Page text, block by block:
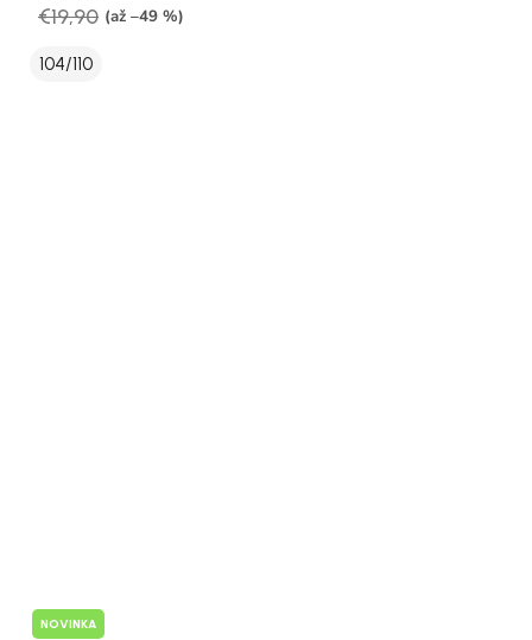
€19,90 (až –49 %)
104/110
NOVINKA